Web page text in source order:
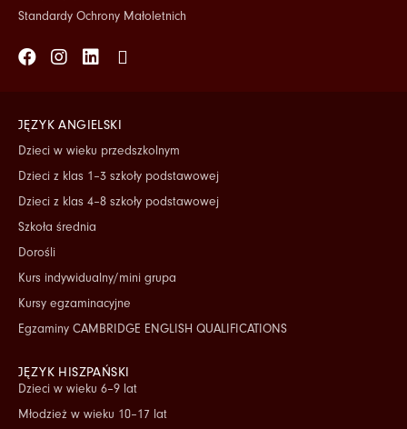
Standardy Ochrony Małoletnich
Facebook
Instagram
Linkedin
Tiktok
JĘZYK ANGIELSKI
Dzieci w wieku przedszkolnym
Dzieci z klas 1–3 szkoły podstawowej
Dzieci z klas 4–8 szkoły podstawowej
Szkoła średnia
Dorośli
Kurs indywidualny/mini grupa
Kursy egzaminacyjne
Egzaminy CAMBRIDGE ENGLISH QUALIFICATIONS
JĘZYK HISZPAŃSKI
Dzieci w wieku 6–9 lat
Młodzież w wieku 10–17 lat